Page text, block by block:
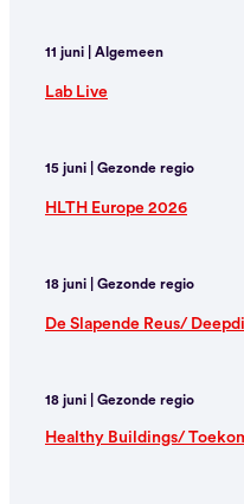
11 juni | Algemeen
Lab Live
15 juni | Gezonde regio
HLTH Europe 2026
18 juni | Gezonde regio
De Slapende Reus/
18 juni | Gezonde regio
Healthy Buildings/